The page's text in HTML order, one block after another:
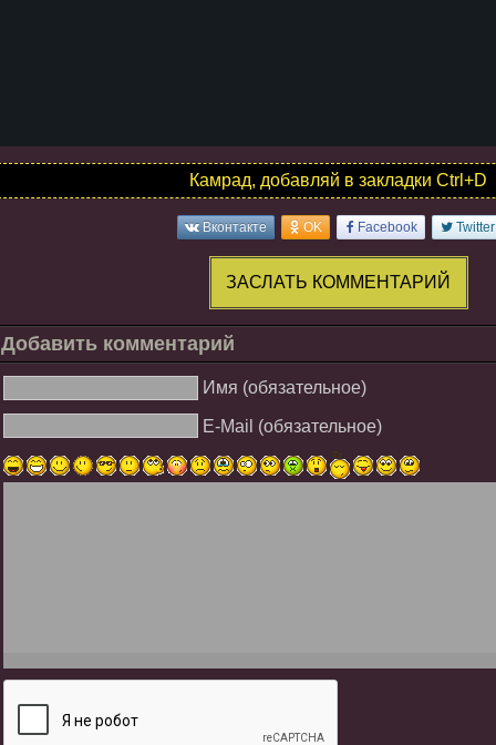
Камрад, добавляй в закладки Ctrl+D
Вконтакте OK Facebook Twitter
ЗАСЛАТЬ КОММЕНТАРИЙ
Добавить комментарий
Имя (обязательное)
E-Mail (обязательное)